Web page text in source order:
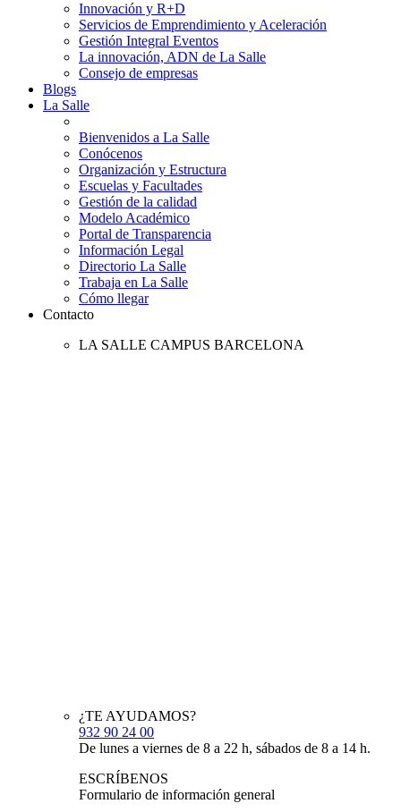
Innovación y R+D
Servicios de Emprendimiento y Aceleración
Gestión Integral Eventos
La innovación, ADN de La Salle
Consejo de empresas
Blogs
La Salle
Bienvenidos a La Salle
Conócenos
Organización y Estructura
Escuelas y Facultades
Gestión de la calidad
Modelo Académico
Portal de Transparencia
Información Legal
Directorio La Salle
Trabaja en La Salle
Cómo llegar
Contacto
LA SALLE CAMPUS BARCELONA
¿TE AYUDAMOS?
932 90 24 00
De lunes a viernes de 8 a 22 h, sábados de 8 a 14 h.
ESCRÍBENOS
Formulario de información general